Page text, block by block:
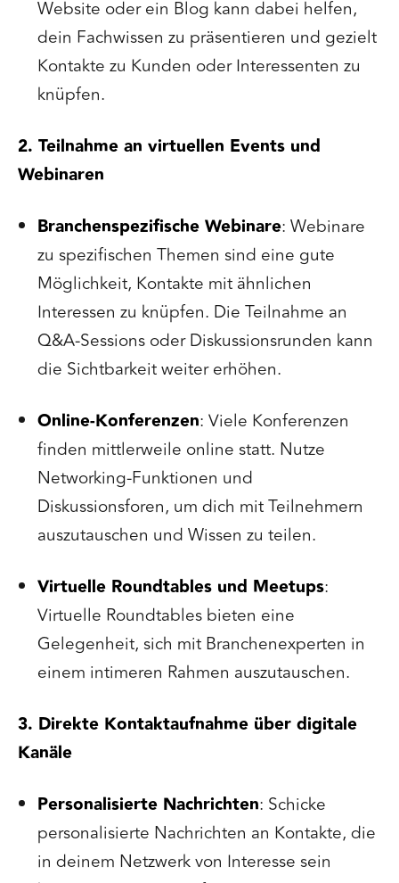
Website oder ein Blog kann dabei helfen,
dein Fachwissen zu präsentieren und gezielt
Kontakte zu Kunden oder Interessenten zu
knüpfen.
2. Teilnahme an virtuellen Events und
Webinaren
Branchenspezifische Webinare: Webinare
zu spezifischen Themen sind eine gute
Möglichkeit, Kontakte mit ähnlichen
Interessen zu knüpfen. Die Teilnahme an
Q&A-Sessions oder Diskussionsrunden kann
die Sichtbarkeit weiter erhöhen.
Online-Konferenzen: Viele Konferenzen
finden mittlerweile online statt. Nutze
Networking-Funktionen und
Diskussionsforen, um dich mit Teilnehmern
auszutauschen und Wissen zu teilen.
Virtuelle Roundtables und Meetups:
Virtuelle Roundtables bieten eine
Gelegenheit, sich mit Branchenexperten in
einem intimeren Rahmen auszutauschen.
3. Direkte Kontaktaufnahme über digitale
Kanäle
Personalisierte Nachrichten: Schicke
personalisierte Nachrichten an Kontakte, die
in deinem Netzwerk von Interesse sein